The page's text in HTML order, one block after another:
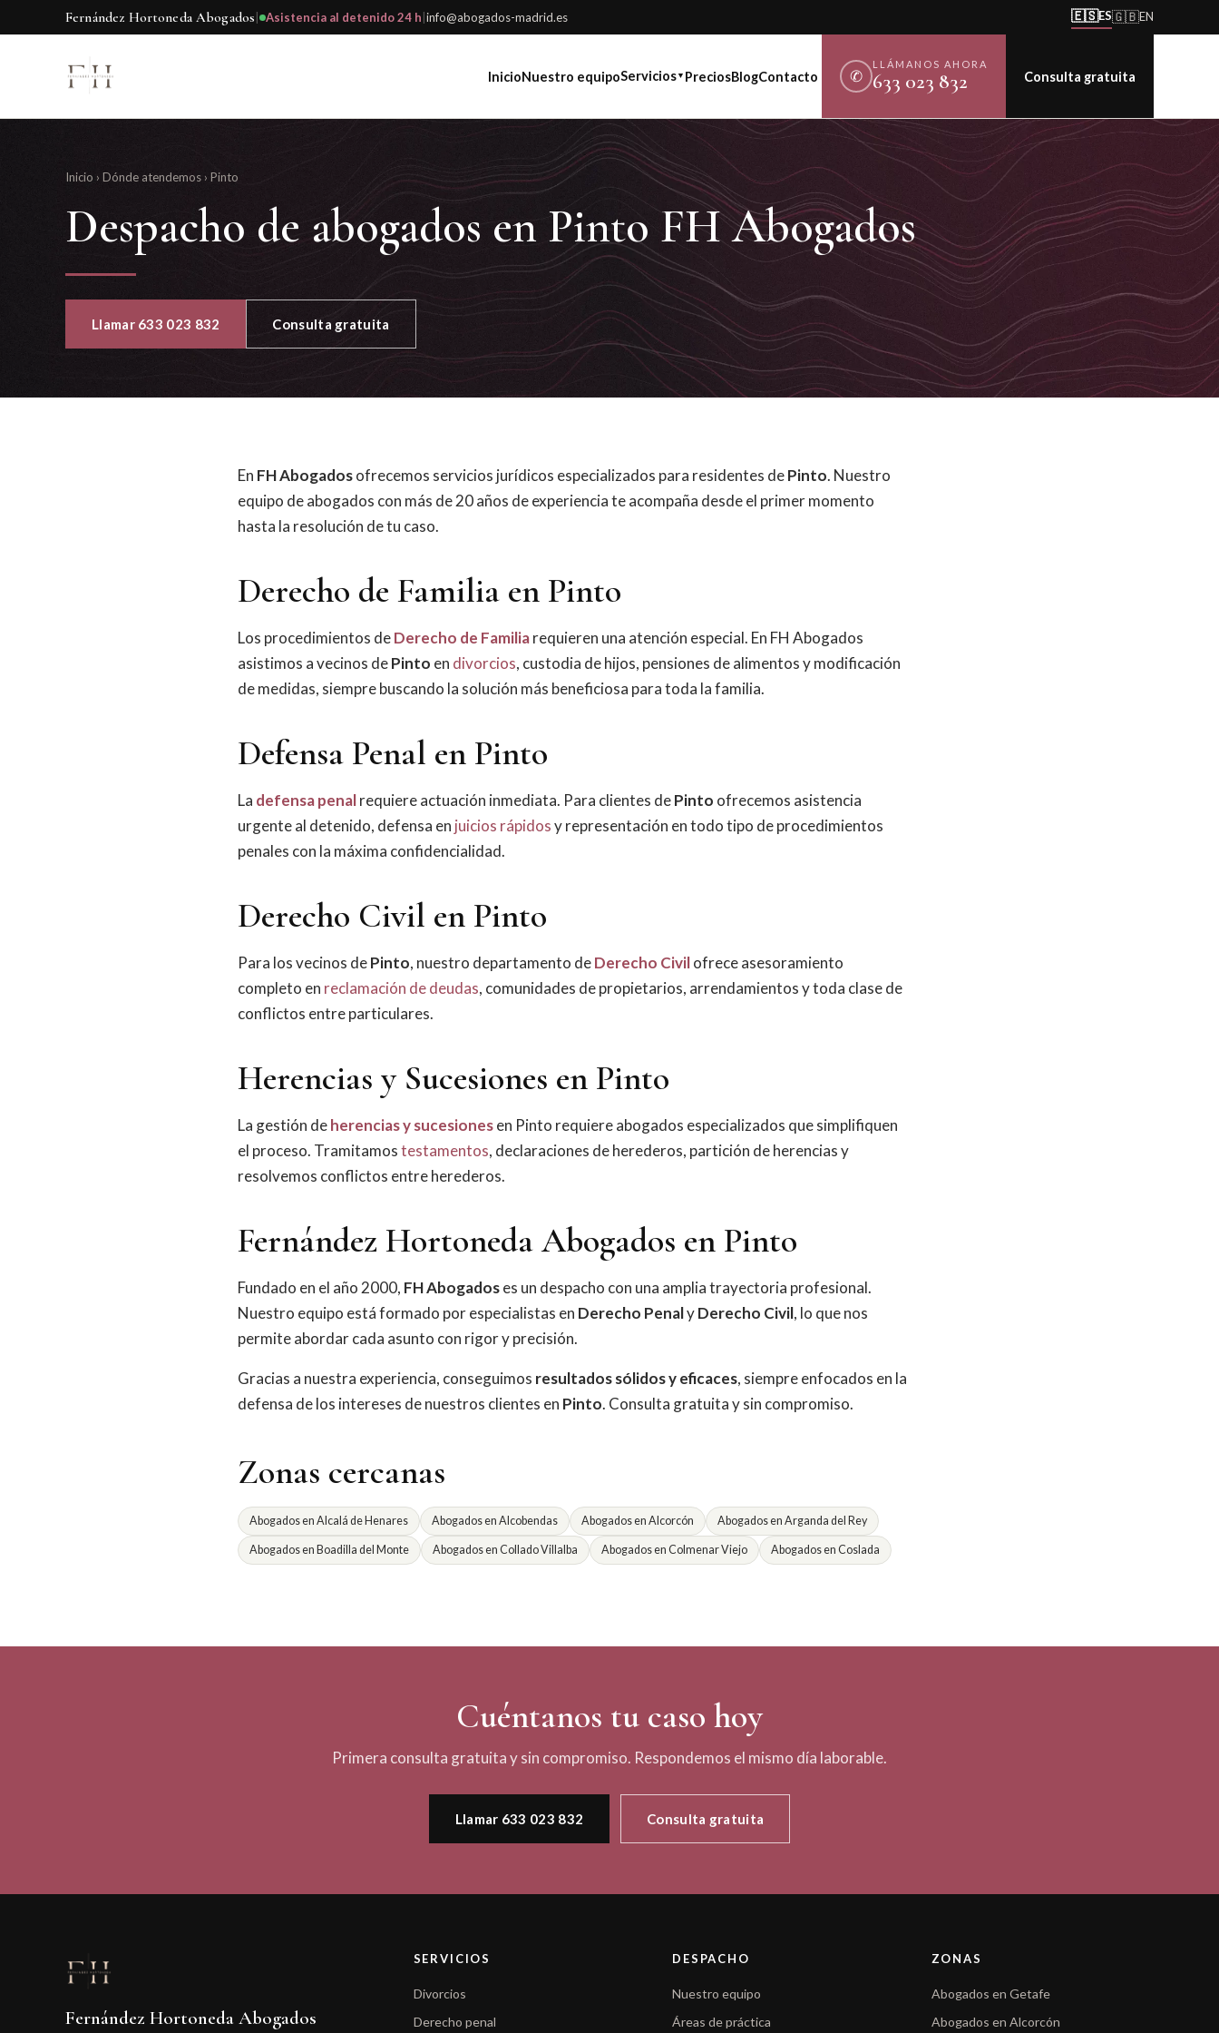
Fernández Hortoneda Abogados| Asistencia al detenido 24 h|info@abogados-madrid.es 🇪🇸ES🇬🇧EN
InicioNuestro equipoServicios▼ PreciosBlogContacto ✆
LLÁMANOS AHORA
633 023 832 Consulta gratuita
Inicio › Dónde atendemos › Pinto
Despacho de abogados en Pinto FH Abogados
Llamar 633 023 832 Consulta gratuita
En FH Abogadosofrecemos servicios jurídicos especializados para residentes dePinto. Nuestro
equipo de abogados con más de 20 años de experiencia te acompaña desde el primer momento
hasta la resolución de tu caso.
Derecho de Familia en Pinto
Los procedimientos deDerecho de Familiarequieren una atención especial. En FH Abogados
asistimos a vecinos dePinto en divorcios, custodia de hijos, pensiones de alimentos y modificación
de medidas, siempre buscando la solución más beneficiosa para toda la familia.
Defensa Penal en Pinto
La defensa penalrequiere actuación inmediata. Para clientes dePinto ofrecemos asistencia
urgente al detenido, defensa en juicios rápidosy representación en todo tipo de procedimientos
penales con la máxima confidencialidad.
Derecho Civil en Pinto
Para los vecinos dePinto, nuestro departamento deDerecho Civilofrece asesoramiento
completo en reclamación de deudas, comunidades de propietarios, arrendamientos y toda clase de
conflictos entre particulares.
Herencias y Sucesiones en Pinto
La gestión deherencias y sucesionesen Pinto requiere abogados especializados que simplifiquen
el proceso. Tramitamostestamentos, declaraciones de herederos, partición de herencias y
resolvemos conflictos entre herederos.
Fernández Hortoneda Abogados en Pinto
Fundado en el año 2000, FH Abogadoses un despacho con una amplia trayectoria profesional.
Nuestro equipo está formado por especialistas en Derecho PenalyDerecho Civil, lo que nos
permite abordar cada asunto con rigor y precisión.
Gracias a nuestra experiencia, conseguimos resultados sólidos y eficaces, siempre enfocados en la
defensa de los intereses de nuestros clientes en Pinto. Consulta gratuita y sin compromiso.
Zonas cercanas
Abogados en Alcalá de Henares Abogados en Alcobendas Abogados en Alcorcón Abogados en Arganda del Rey
Abogados en Boadilla del Monte Abogados en Collado Villalba Abogados en Colmenar Viejo Abogados en Coslada
Cuéntanos tu caso hoy
Primera consulta gratuita y sin compromiso. Respondemos el mismo día laborable.
Llamar 633 023 832 Consulta gratuita
Fernández Hortoneda Abogados
SERVICIOS
Divorcios
Derecho penal
DESPACHO
Nuestro equipo
Áreas de práctica
ZONAS
Abogados en Getafe
Abogados en Alcorcón